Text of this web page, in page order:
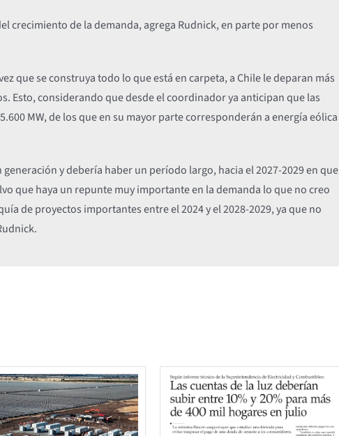
crecimiento de la demanda, agrega Rudnick, en parte por menos
que se construya todo lo que está en carpeta, a Chile le deparan más
Esto, considerando que desde el coordinador ya anticipan que las
MW, de los que en su mayor parte corresponderán a energía eólica
y debería haber un período largo, hacia el 2027-2029 en que
que haya un repunte muy importante en la demanda lo que no creo
de proyectos importantes entre el 2024 y el 2028-2029, ya que no